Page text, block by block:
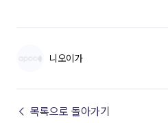
니오이가
← 목록으로 돌아가기